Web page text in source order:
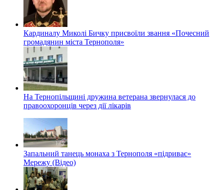
Кардиналу Миколі Бичку присвоїли звання «Почесний
громадянин міста Тернополя»
На Тернопільщині дружина ветерана звернулася до
правоохоронців через дії лікарів
Запальний танець монаха з Тернополя «підриває»
Мережу (Відео)